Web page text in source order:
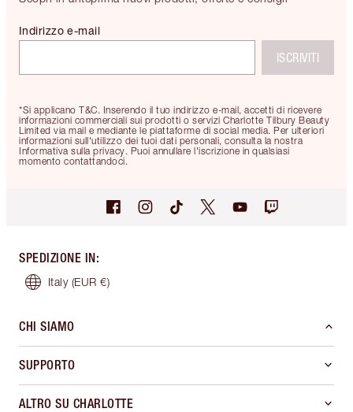
*Si applicano T&C. Inserendo il tuo indirizzo e-mail, accetti di ricevere
informazioni commerciali sui prodotti o servizi Charlotte Tilbury Beauty
Limited via mail e mediante le piattaforme di social media. Per ulteriori
informazioni sull'utilizzo dei tuoi dati personali, consulta la nostra
Informativa sulla privacy. Puoi annullare l'iscrizione in qualsiasi
momento contattandoci.
Indirizzo e-mail
ISCRIVITI
SPEDIZIONE IN:
Italy (EUR €)
CHI SIAMO
SUPPORTO
ALTRO SU CHARLOTTE